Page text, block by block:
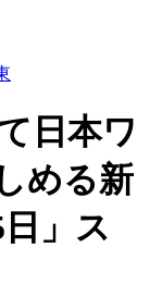
日本ワ
める新
」ス